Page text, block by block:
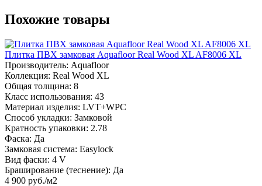
Похожие товары
Плитка ПВХ замковая Aquafloor Real Wood XL AF8006 XL
Производитель: Aquafloor
Коллекция: Real Wood XL
Общая толщина: 8
Класс использования: 43
Материал изделия: LVT+WPC
Способ укладки: Замковой
Кратность упаковки: 2.78
Фаска: Да
Замковая система: Easylock
Вид фаски: 4 V
Браширование (теснение): Да
4 900 руб./м2